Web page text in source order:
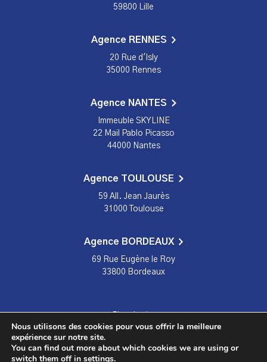
59800 Lille
Agence RENNES
20 Rue d'Isly
35000 Rennes
Agence NANTES
Immeuble SKYLINE
22 Mail Pablo Picasso
44000 Nantes
Agence TOULOUSE
59 All. Jean Jaurès
31000 Toulouse
Agence BORDEAUX
69 Rue Eugène le Roy
33800 Bordeaux
Mentions légales
Politique de confidentialité
Nous utilisons des cookies pour vous offrir la meilleure
expérience sur notre site.
You can find out more about which cookies we are using or
switch them off in settings.